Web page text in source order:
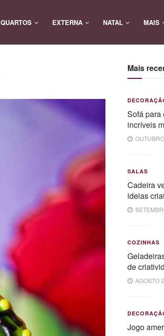
QUARTOS EXTERNA NATAL MAIS
Mais
Sofá para
incríveis
SALAS
Cadeira
ideias
COZINHAS
de
AGOSTO
Jogo